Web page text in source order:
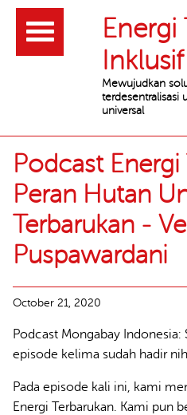
Header
Energi
Inklusif
Mewujudkan
terdesentralisasi
universal
content
Podcast
Peran Hutan
Terbarukan -
Puspawardani
October 21, 2020
Podcast Mongabay Indonesia:
episode kelima sudah hadir
Pada episode kali ini, kami
Energi Terbarukan. Kami pun